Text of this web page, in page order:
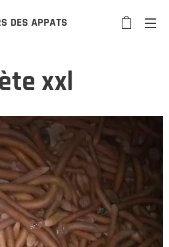
DES APPATS
xxl